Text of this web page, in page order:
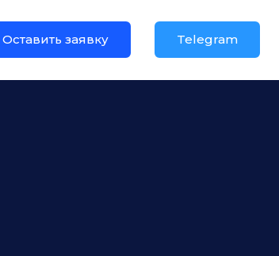
Оставить заявку Telegram